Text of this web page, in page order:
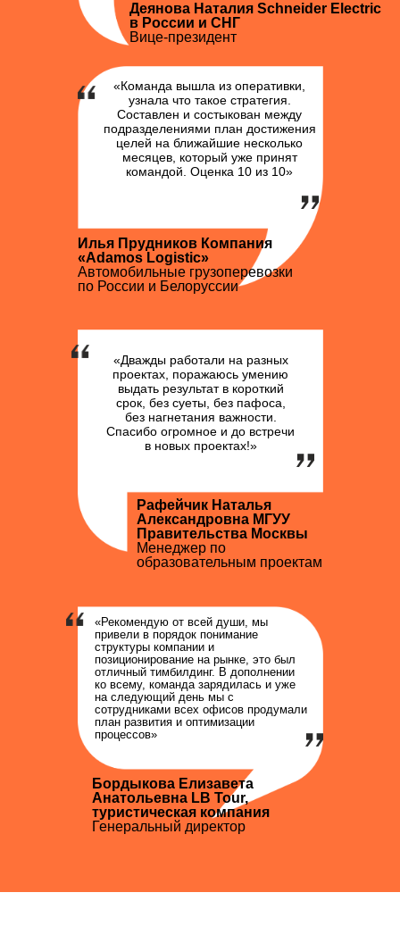
«Дважды работали на разных
проектах, поражаюсь умению
выдать результат в короткий
срок, без суеты, без пафоса,
без нагнетания важности.
Спасибо огромное и до встречи
в новых проектах!»
Рафейчик Наталья
Александровна МГУУ
Правительства Москвы
Менеджер по
образовательным проектам
«Команда вышла из оперативки,
узнала что такое стратегия.
Составлен и состыкован между
подразделениями план достижения
целей на ближайшие несколько
месяцев, который уже принят
командой. Оценка 10 из 10»
Илья Прудников Компания
«Adamos Logistic»
Автомобильные грузоперевозки
по России и Белоруссии
Деянова Наталия Schneider Electric
в России и СНГ
Вице-президент
«Рекомендую от всей души, мы
привели в порядок понимание
структуры компании и
позиционирование на рынке, это был
отличный тимбилдинг. В дополнении
ко всему, команда зарядилась и уже
на следующий день мы с
сотрудниками всех офисов продумали
план развития и оптимизации
процессов»
Бордыкова Елизавета
Анатольевна LB Tour,
туристическая компания
Генеральный директор